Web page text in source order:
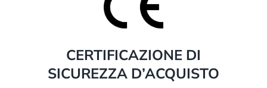
CERTIFICAZIONE DI
SICUREZZA D’ACQUISTO